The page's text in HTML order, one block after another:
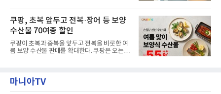
것으로 확인됐다”고 설명했다.이어 “정확한 화
재 원인은 추후 조사될
으로 여유로운 저녁 시간부터 호텔 스테이를 시
작할 수 있도록 준비됐다.앰배서더 서울 풀만 호
텔 측은 “퇴근 후 또는 주말 도심 속에서 짧지만
온전한 휴식을 원하는 고객들에게 특별한 경험
을 제공한다”고 밝혔다.패키지는 디럭스와 이그
제큐티브 두 가지 타입으로 구성된다. 디럭스 패
키지는 객실 1박(룸 온리)으로 심플한 호캉스를
스 센터 사우나 2인 이용 혜택이 포함된다.특히
클럽 앰배서더 라운지
쿠팡, 초복 앞두고 전복·장어 등 보양
수산물 70여종 할인
쿠팡이 초복과 중복을 앞두고 전복을 비롯한 여
름 보양 수산물 판매를 확대한다. 쿠팡은 오는
우 등이 포함됐다. 쿠팡은 올해 큰 크기의 전복
생산량이 늘어난 점을 반영해 주요 산지 상품을
마니아TV